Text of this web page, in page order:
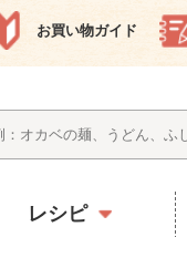
お買い物ガイド
レシピ